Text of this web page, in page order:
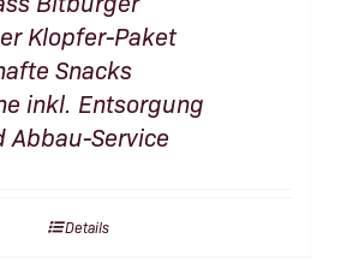
Klopfer-Paket
Snacks
inkl. Entsorgung
Abbau-Service
Details